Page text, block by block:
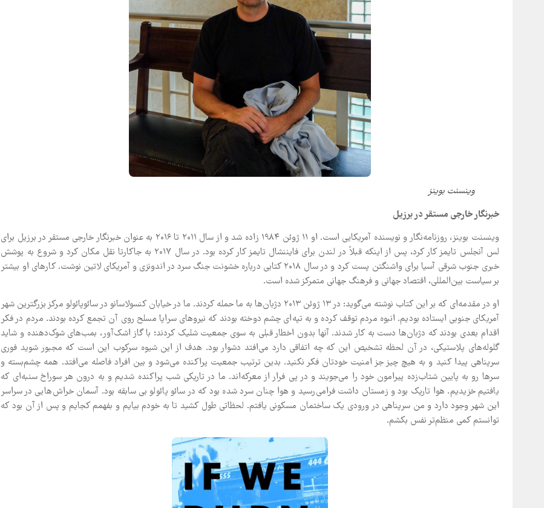
وینسنت بوینز
خبرنگار خارجی مستقر در برزیل
وینسنت بوینز، روزنامه‌نگار و نویسنده آمریکایی است. او ۱۱ ژوئن ۱۹۸۴ زاده شد و از سال ۲۰۱۱ تا ۲۰۱۶ به عنوان خبرنگار خارجی مستقر در برزیل برای
لس آنجلس تایمز کار کرد، پس از اینکه قبلاً در لندن برای فایننشال تایمز کار کرده بود. در سال ۲۰۱۷ به جاکارتا نقل مکان کرد و شروع به پوشش
خبری جنوب شرقی آسیا برای واشنگتن پست کرد و در سال ۲۰۱۸ کتابی درباره خشونت جنگ سرد در اندونزی و آمریکای لاتین نوشت. کارهای او بیشتر
بر سیاست بین‌المللی، اقتصاد جهانی و فرهنگ جهانی متمرکز شده است.
او در مقدمه‌ای که بر این کتاب نوشته می‌گوید: در ۱۳ ژوئن ۲۰۱۳ دژبان‌ها به ما حمله کردند. ما در خیابان کنسولاسانو در سائوپائولو مرکز بزرگترین شهر
آمریکای جنوبی ایستاده بودیم. انبوه مردم توقف کرده و به تپه‌ای چشم دوخته بودند که نیروهای سراپا مسلح روی آن تجمع کرده بودند. مردم در فکر
اقدام بعدی بودند که دژبان‌ها دست به کار شدند. آنها بدون اخطار قبلی به سوی جمعیت شلیک کردند؛ با گاز اشک‌آور، بمب‌های شوک‌دهنده و شاید
گلوله‌های پلاستیکی، در آن لحظه تشخیص این که چه اتفاقی دارد می‌افتد دشوار بود. هدف از این شیوه سرکوب این است که مجبور شوید فوری
سرپناهی پیدا کنید و به هیچ چیز جز امنیت خودتان فکر نکنید. بدین ترتیب جمعیت پراکنده می‌شود و بین افراد فاصله می‌افتد. همه چشم‌بسته و
سرها رو به پایین شتاب‌زده پیرامون خود را می‌جویند و در پی فرار از معرکه‌اند. ما در تاریکی شب پراکنده شدیم و به درون هر سوراخ سنبه‌ای که
یافتیم خزیدیم. هوا تاریک بود و زمستان داشت فرامی‌رسید و هوا چنان سرد شده بود که در سائو پائولو بی سابقه بود. آسمان خراش‌هایی در سراسر
این شهر وجود دارد و من سرپناهی در ورودی یک ساختمان مسکونی یافتم. لحظاتی طول کشید تا به خودم بیایم و بفهمم کجایم و پس از آن بود که
توانستم کمی منظم‌تر نفس بکشم.